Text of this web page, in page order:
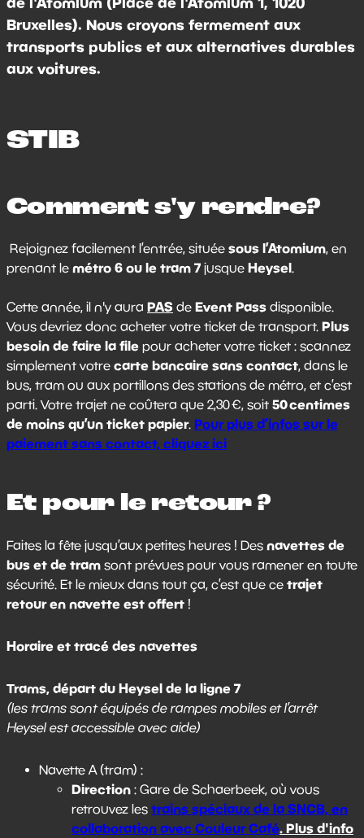
Bruxelles). Nous croyons fermement aux
transports publics et aux alternatives durables
aux voitures.
STIB
Comment s'y rendre?
Rejoignez facilement l’entrée, située sous l’Atomium, en
prenant le métro 6 ou le tram 7 jusque Heysel.
Cette année, il n'y aura PAS de Event Pass disponible.
Vous devriez donc acheter votre ticket de transport. Plus
besoin de faire la file pour acheter votre ticket : scannez
simplement votre carte bancaire sans contact, dans le
bus, tram ou aux portillons des stations de métro, et c’est
parti. Votre trajet ne coûtera que 2,30 €, soit 50 centimes
de moins qu’un ticket papier. Pour plus d’infos sur le
paiement sans contact, cliquez ici
Et pour le retour ?
Faites la fête jusqu’aux petites heures ! Des navettes de
bus et de tram sont prévues pour vous ramener en toute
sécurité. Et le mieux dans tout ça, c’est que ce trajet
retour en navette est offert !
Horaire et tracé des navettes
Trams, départ du Heysel de la ligne 7
(les trams sont équipés de rampes mobiles et l’arrêt
Heysel est accessible avec aide)
Navette A (tram) :
Direction : Gare de Schaerbeek, où vous
retrouvez les trains spéciaux de la SNCB, en
collaboration avec Couleur Café. Plus d'info